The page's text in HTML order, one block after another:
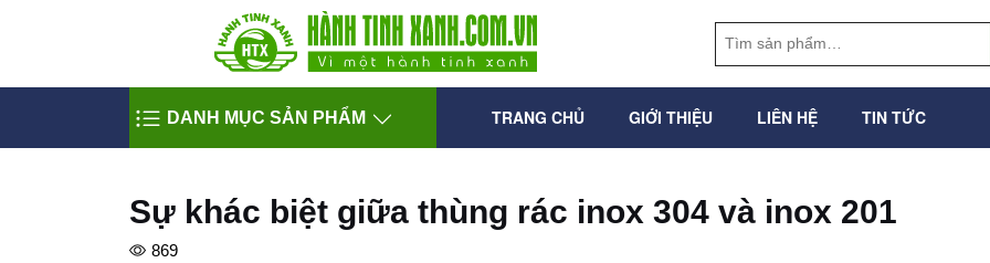
DANH MỤC SẢN PHẨM TRANG CHỦ GIỚI THIỆU LIÊN HỆ TIN TỨC
Sự khác biệt giữa thùng rác inox 304 và inox 201
869